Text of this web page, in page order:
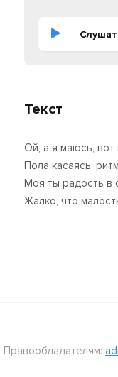
Текст
Ой, а я маюсь, вот
Пола касаясь,
Моя ты радость в
Жалко, что
Правообладателям: